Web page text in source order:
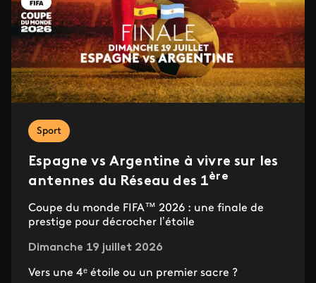
Sport
Espagne vs Argentine à vivre sur les
antennes du Réseau des 1ère
Coupe du monde FIFA™ 2026 : une finale de
prestige pour décrocher l’étoile
Dimanche 19 juillet 2026
Vers une 4ᵉ étoile ou un premier sacre ?